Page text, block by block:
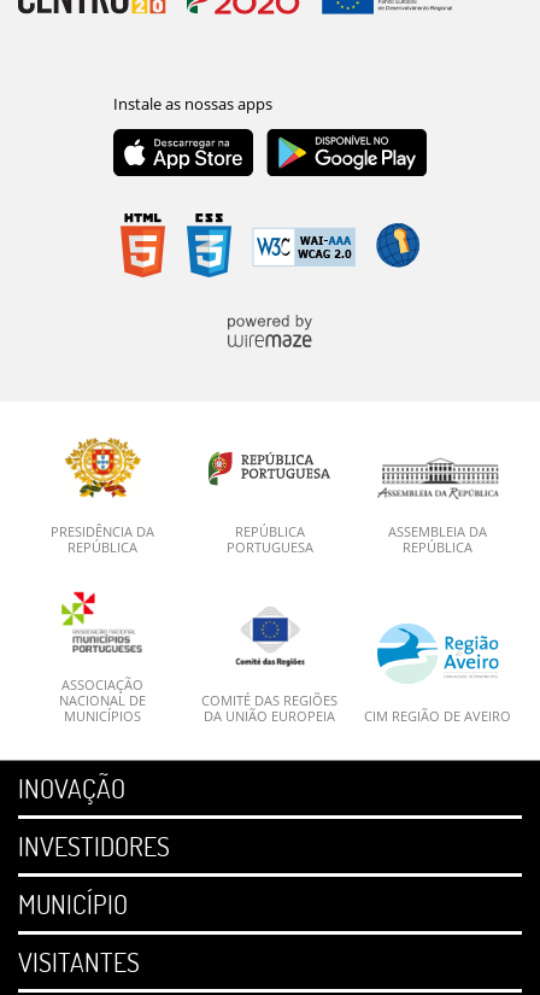
PRESIDÊNCIA DA
REPÚBLICA
REPÚBLICA
PORTUGUESA
ASSEMBLEIA DA
REPÚBLICA
ASSOCIAÇÃO
NACIONAL DE
MUNICÍPIOS
COMITÉ DAS REGIÕES
DA UNIÃO EUROPEIA
CIM REGIÃO DE AVEIRO
INOVAÇÃO
INVESTIDORES
MUNICÍPIO
VISITANTES